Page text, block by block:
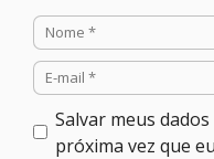
Nome
E-
mail
Salvar meus
próxima vez que